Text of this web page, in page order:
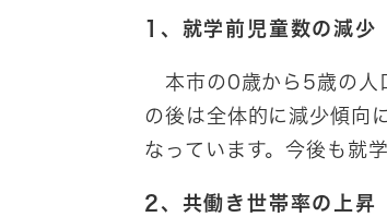
1、就学前児童数の減少
本市の0歳から5歳の人
の後は全体的に減少傾向
なっています。今後も就
2、共働き世帯率の上昇